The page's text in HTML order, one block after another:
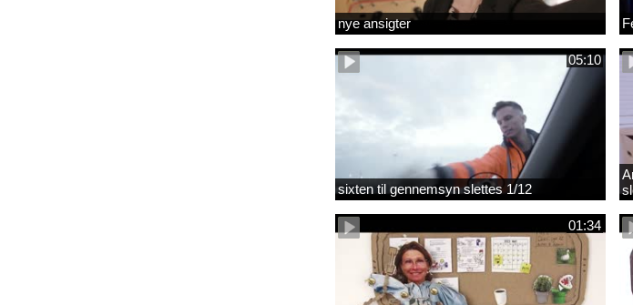
nye ansigter
05:10
sixten til gennemsyn slettes 1/12
01:34